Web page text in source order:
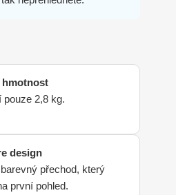
pouze 2,8 kg.
design
přechod, který
první pohled.